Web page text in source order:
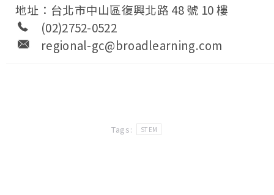
地址：台北市中山區復興北路 48 號 10 樓
(02)2752-0522
regional-gc@broadlearning.com
Tags: STEM